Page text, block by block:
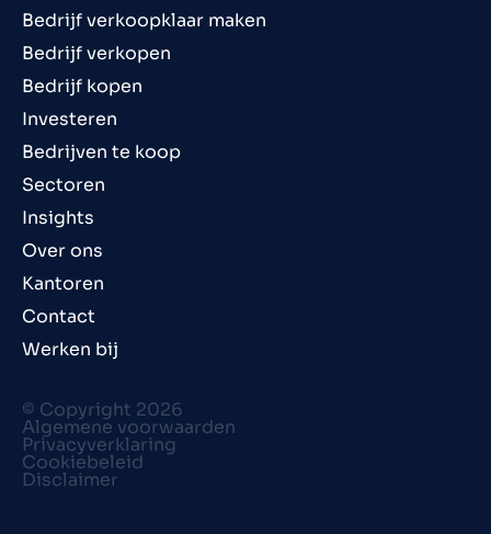
Bedrijf verkoopklaar maken
Bedrijf verkopen
Bedrijf kopen
Investeren
Bedrijven te koop
Sectoren
Insights
Over ons
Kantoren
Contact
Werken bij
© Copyright 2026
Algemene voorwaarden
Privacyverklaring
Cookiebeleid
Disclaimer